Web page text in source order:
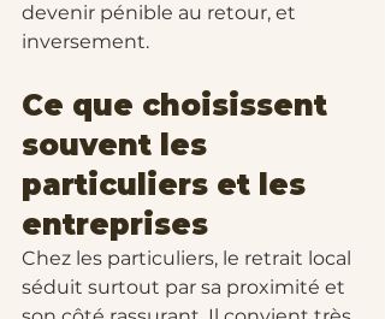
devenir pénible au retour, et
inversement.
Ce que choisissent
souvent les
particuliers et les
entreprises
Chez les particuliers, le retrait local
séduit surtout par sa proximité et